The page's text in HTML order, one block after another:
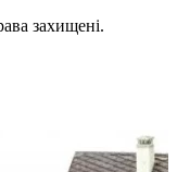
захищені.